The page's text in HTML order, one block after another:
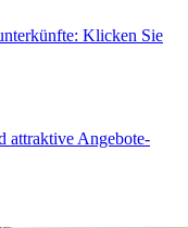
Klicken Sie
attraktive Angebote-